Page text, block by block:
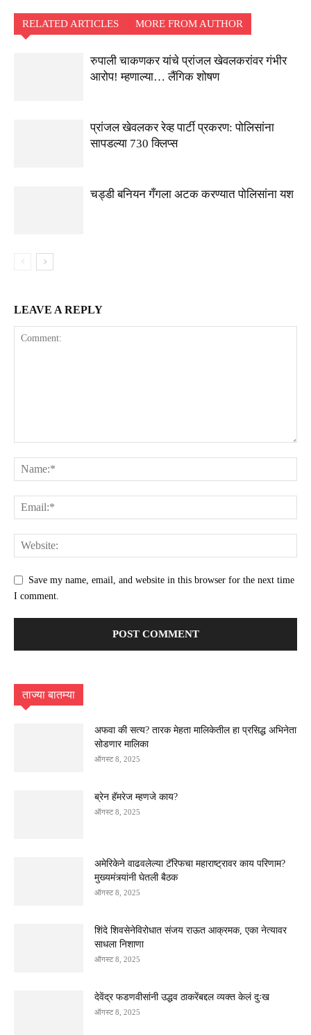
RELATED ARTICLES MORE FROM AUTHOR
रुपाली चाकणकर यांचे प्रांजल खेवलकरांवर गंभीर
आरोप! म्हणाल्या… लैंगिक शोषण
प्रांजल खेवलकर रेव्ह पार्टी प्रकरण: पोलिसांना
सापडल्या 730 क्लिप्स
चड्डी बनियन गँगला अटक करण्यात पोलिसांना यश
LEAVE A REPLY
Save my name, email, and website in this browser for the next time
I comment.
ताज्या बातम्या
अफवा की सत्य? तारक मेहता मालिकेतील हा प्रसिद्ध अभिनेता
सोडणार मालिका
ऑगस्ट 8, 2025
ब्रेन हॅमरेज म्हणजे काय?
ऑगस्ट 8, 2025
अमेरिकेने वाढवलेल्या टॅरिफचा महाराष्ट्रावर काय परिणाम?
मुख्यमंत्र्यांनी घेतली बैठक
ऑगस्ट 8, 2025
शिंदे शिवसेनेविरोधात संजय राऊत आक्रमक, एका नेत्यावर
साधला निशाणा
ऑगस्ट 8, 2025
देवेंद्र फडणवीसांनी उद्धव ठाकरेंबद्दल व्यक्त केलं दुःख
ऑगस्ट 8, 2025